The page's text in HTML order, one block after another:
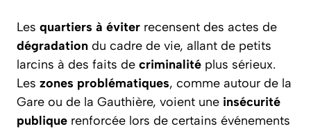
Les quartiers à éviter recensent des actes de
dégradation du cadre de vie, allant de petits
larcins à des faits de criminalité plus sérieux.
Les zones problématiques, comme autour de la
Gare ou de la Gauthière, voient une insécurité
publique renforcée lors de certains événements